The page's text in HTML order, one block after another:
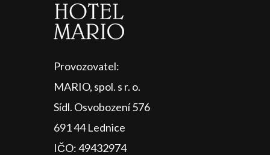
Provozovatel:
MARIO, spol. s r. o.
Sídl. Osvobození 576
691 44 Lednice
IČO: 49432974